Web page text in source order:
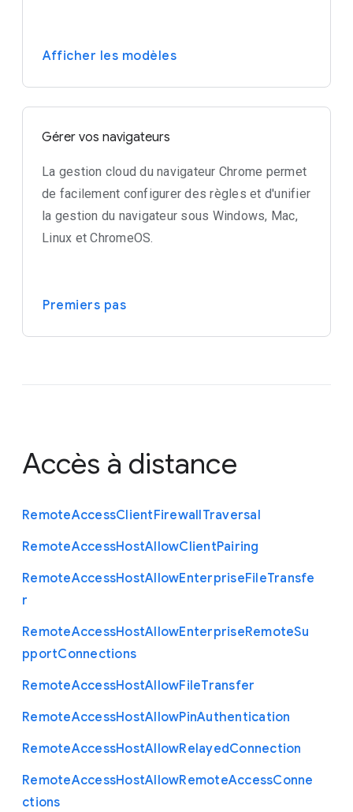
Afficher les modèles
Gérer vos navigateurs
La gestion cloud du navigateur Chrome permet
de facilement configurer des règles et d'unifier
la gestion du navigateur sous Windows, Mac,
Linux et ChromeOS.
Premiers pas
Accès à distance
RemoteAccessClientFirewallTraversal
RemoteAccessHostAllowClientPairing
RemoteAccessHostAllowEnterpriseFileTransfe
r
RemoteAccessHostAllowEnterpriseRemoteSu
pportConnections
RemoteAccessHostAllowFileTransfer
RemoteAccessHostAllowPinAuthentication
RemoteAccessHostAllowRelayedConnection
RemoteAccessHostAllowRemoteAccessConne
ctions